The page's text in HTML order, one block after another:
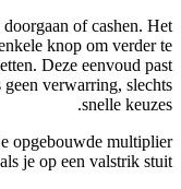
of cashen. Het
knop om verder te
Deze eenvoud past
verwarring, slechts
snelle keuzes.
opgebouwde multiplier
je op een valstrik stuit.